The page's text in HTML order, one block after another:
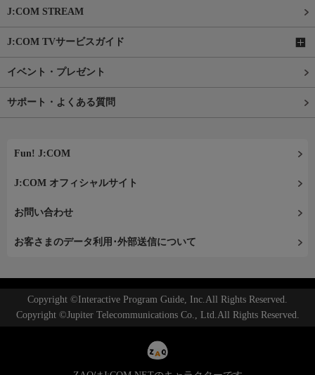
J:COM STREAM
J:COM TVサービスガイド
イベント・プレゼント
サポート・よくある質問
Fun! J:COM
J:COM オフィシャルサイト
お問い合わせ
お客さまのデータ利用･外部送信について
Copyright ©Interactive Program Guide, Inc.All Rights Reserved.
Copyright ©Jupiter Telecommunications Co., Ltd.All Rights Reserved.